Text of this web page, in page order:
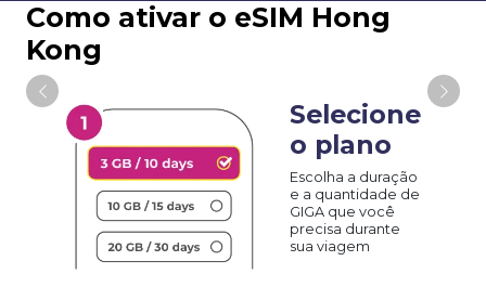
Como ativar o eSIM Hong
Kong
Selecione
o plano
Escolha a duração
e a quantidade de
GIGA que você
precisa durante
sua viagem